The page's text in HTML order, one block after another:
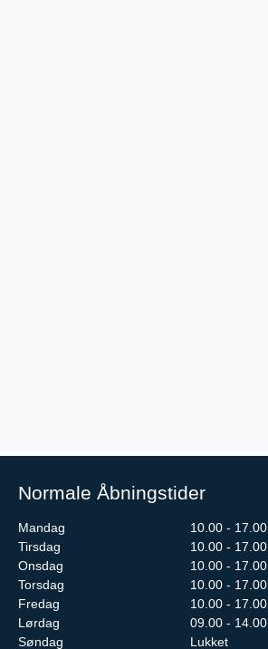
Normale Åbningstider
Mandag
10.00 - 17.00
Tirsdag
10.00 - 17.00
Onsdag
10.00 - 17.00
Torsdag
10.00 - 17.00
Fredag
10.00 - 17.00
Lørdag
09.00 - 14.00
Søndag
Lukket